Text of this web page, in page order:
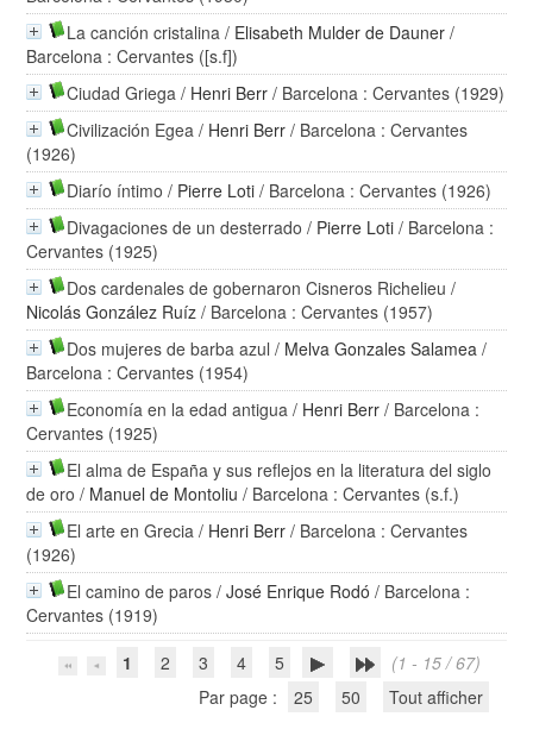
La canción cristalina / Elisabeth Mulder de Dauner /
Barcelona : Cervantes ([s.f])
Ciudad Griega / Henri Berr / Barcelona : Cervantes (1929)
Civilización Egea / Henri Berr / Barcelona : Cervantes
(1926)
Diarío íntimo / Pierre Loti / Barcelona : Cervantes (1926)
Divagaciones de un desterrado / Pierre Loti / Barcelona :
Cervantes (1925)
Dos cardenales de gobernaron Cisneros Richelieu /
Nicolás González Ruíz / Barcelona : Cervantes (1957)
Dos mujeres de barba azul / Melva Gonzales Salamea /
Barcelona : Cervantes (1954)
Economía en la edad antigua / Henri Berr / Barcelona :
Cervantes (1925)
El alma de España y sus reflejos en la literatura del siglo
de oro / Manuel de Montoliu / Barcelona : Cervantes (s.f.)
El arte en Grecia / Henri Berr / Barcelona : Cervantes
(1926)
El camino de paros /José Enrique Rodó / Barcelona :
Cervantes (1919)
1
2 3 4 5
(1 - 15 / 67)
Par page :
25 50 Tout afficher